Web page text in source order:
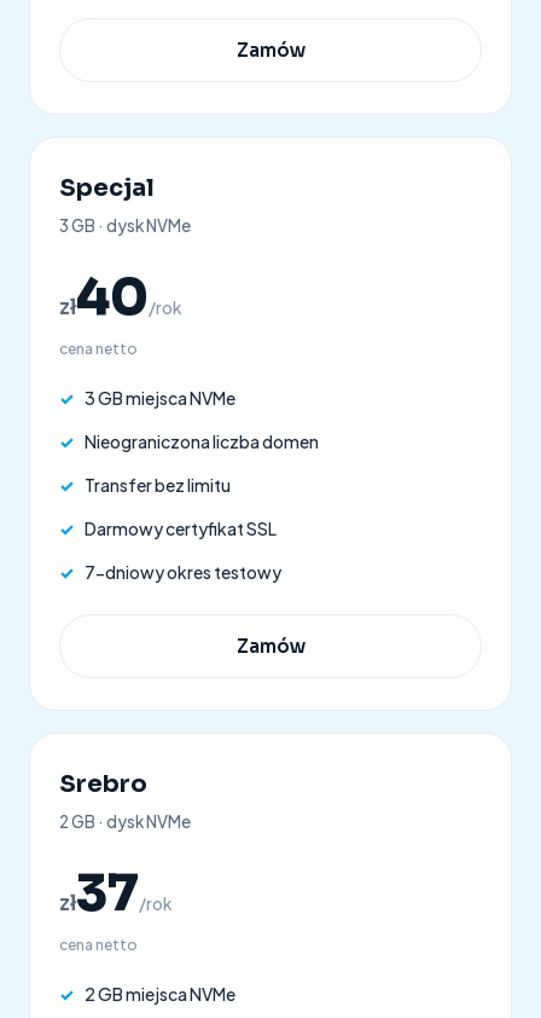
Zamów
Specjal
3 GB · dysk NVMe
zł40/rok
cena netto
✓ 3 GB miejsca NVMe
✓ Nieograniczona liczba domen
✓ Transfer bez limitu
✓ Darmowy certyfikat SSL
✓ 7-dniowy okres testowy
Zamów
Srebro
2 GB · dysk NVMe
zł37/rok
cena netto
✓ 2 GB miejsca NVMe